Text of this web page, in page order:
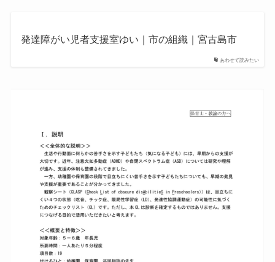
あわせて読みたい
発達障がい児者支援室ゆい｜市の組織｜宮古島市